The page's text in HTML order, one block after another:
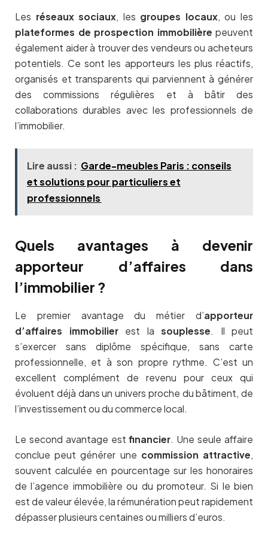
Les réseaux sociaux, les groupes locaux, ou les
plateformes de prospection immobilière peuvent
également aider à trouver des vendeurs ou acheteurs
potentiels. Ce sont les apporteurs les plus réactifs,
organisés et transparents qui parviennent à générer
des commissions régulières et à bâtir des
collaborations durables avec les professionnels de
l’immobilier.
Lire aussi : Garde-meubles Paris : conseils
et solutions pour particuliers et
professionnels
Quels avantages à devenir
apporteur d’affaires dans
l’immobilier ?
Le premier avantage du métier d’apporteur
d’affaires immobilierest la souplesse. Il peut
s’exercer sans diplôme spécifique, sans carte
professionnelle, et à son propre rythme. C’est un
excellent complément de revenu pour ceux qui
évoluent déjà dans un univers proche du bâtiment, de
l’investissement ou du commerce local.
Le second avantage estfinancier . Une seule affaire
conclue peut générer une commission attractive
souvent calculée en pourcentage sur les honoraires
de l’agence immobilière ou du promoteur. Si le bien
est de valeur élevée, la rémunération peut rapidement
dépasser plusieurs centaines ou milliers d’euros.